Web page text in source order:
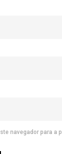
navegador para a